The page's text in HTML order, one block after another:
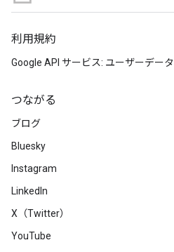
利用規約
Google API サービス: ユーザーデー
つながる
ブログ
Bluesky
Instagram
LinkedIn
X（Twitter）
YouTube